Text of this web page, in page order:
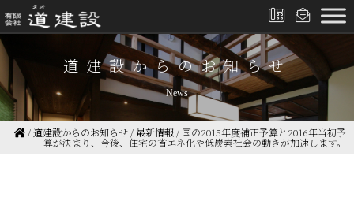
道建設からのお知らせ
News
/道建設からのお知らせ /最新情報 / 国の2015年度補正予算と2016年当初予
算が決まり、今後、住宅の省エネ化や低炭素社会の動きが加速します。